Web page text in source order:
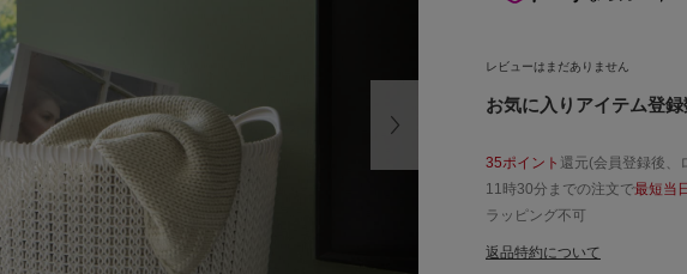
レビューはまだありません
お気に入りアイテム登録
35ポイント 還元(会員登録後、
11時30分までの注文で最短当
ラッピング不可
返品特約について